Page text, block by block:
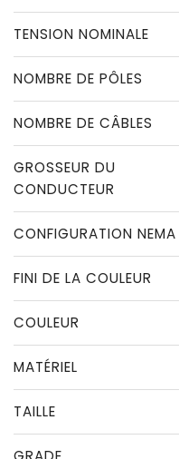
TENSION NOMINALE
NOMBRE DE PÔLES
NOMBRE DE CÂBLES
GROSSEUR DU
CONDUCTEUR
CONFIGURATION NEMA
FINI DE LA COULEUR
COULEUR
MATÉRIEL
TAILLE